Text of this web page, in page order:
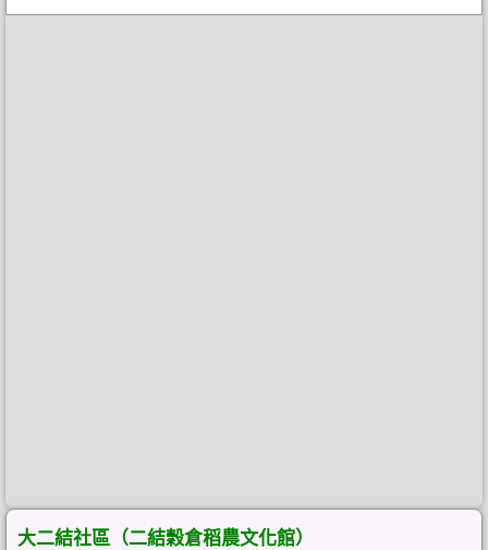
大二結社區（二結穀倉稻農文化館）